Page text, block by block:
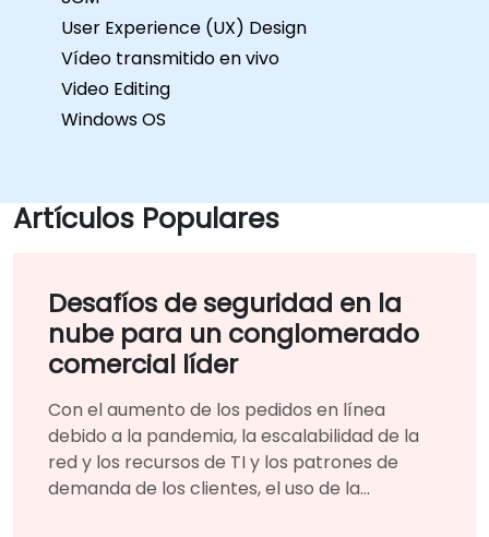
User Experience (UX) Design
Vídeo transmitido en vivo
Video Editing
Windows OS
Artículos Populares
Desafíos de seguridad en la
nube para un conglomerado
comercial líder
Con el aumento de los pedidos en línea
debido a la pandemia, la escalabilidad de la
red y los recursos de TI y los patrones de
demanda de los clientes, el uso de la